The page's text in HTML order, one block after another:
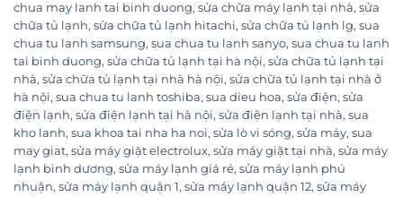
chua may lanh tai binh duong, sửa chữa máy lạnh tại nhà, sửa
chữa tủ lạnh, sửa chữa tủ lạnh hitachi, sửa chữa tủ lạnh lg, sua
chua tu lanh samsung, sua chua tu lanh sanyo, sua chua tu lanh
tai binh duong, sửa chữa tủ lạnh tại hà nội, sửa chữa tủ lạnh tại
nhà, sửa chữa tủ lạnh tại nhà hà nội, sửa chữa tủ lạnh tại nhà ở
hà nội, sua chua tu lanh toshiba, sua dieu hoa, sửa điện, sửa
điện lạnh, sửa điện lạnh tại hà nội, sửa điện lạnh tại nhà, sua
kho lanh, sua khoa tai nha ha noi, sửa lò vi sóng, sửa máy, sua
may giat, sửa máy giặt electrolux, sửa máy giặt tại nhà, sửa máy
lạnh bình dương, sửa máy lạnh giá rẻ, sửa máy lạnh phú
nhuận, sửa máy lạnh quận 1, sửa máy lạnh quận 12, sửa máy